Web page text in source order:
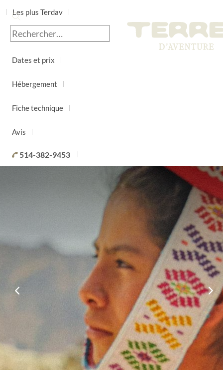
Les plus Terdav
Jour par jour
Dates et prix
Hébergement
Fiche technique
Avis
514-382-9453